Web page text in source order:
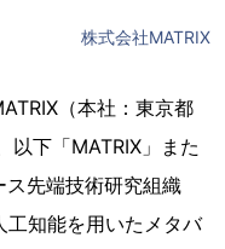
株式会社MATRIX
（本社：東京都
以下「MATRIX」また
先端技術研究組織
工知能を用いたメタバ